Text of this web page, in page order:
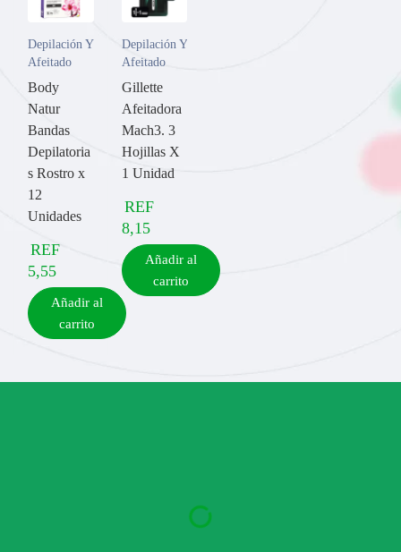
Depilación Y
Afeitado
Body
Natur
Bandas
Depilatoria
s Rostro x
12
Unidades
REF
5,55
Añadir al
carrito
Depilación Y
Afeitado
Gillette
Afeitadora
Mach3. 3
Hojillas X
1 Unidad
REF
8,15
Añadir al
carrito